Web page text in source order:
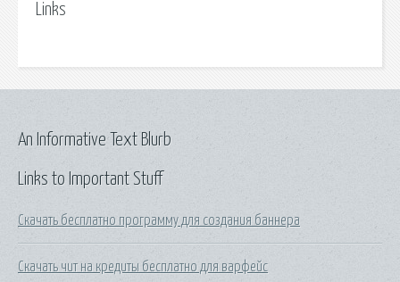
Links
Links to Important Stuff
Скачать бесплатно программу для создания баннера
Скачать чит на кредиты бесплатно для варфейс
An Informative Text Blurb